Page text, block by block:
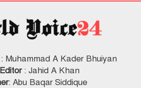
: Muhammad A Kader Bhuiyan
: Jahid A Khan
: Abu Baqar Siddique